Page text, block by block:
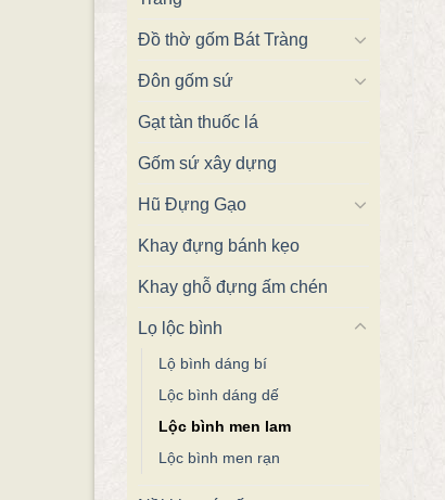
Đồ thờ gốm Bát Tràng
Đôn gốm sứ
Gạt tàn thuốc lá
Gốm sứ xây dựng
Hũ Đựng Gạo
Khay đựng bánh kẹo
Khay ghỗ đựng ấm chén
Lọ lộc bình
Lộ bình dáng bí
Lộc bình dáng dế
Lộc bình men lam
Lộc bình men rạn